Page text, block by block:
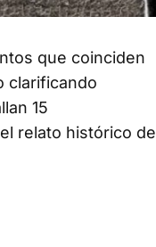
que coinciden
clarificando
15
relato histórico de